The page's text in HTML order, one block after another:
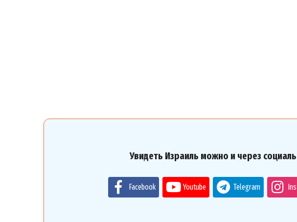
Увидеть Израиль можно и через
Facebook Youtube Telegram